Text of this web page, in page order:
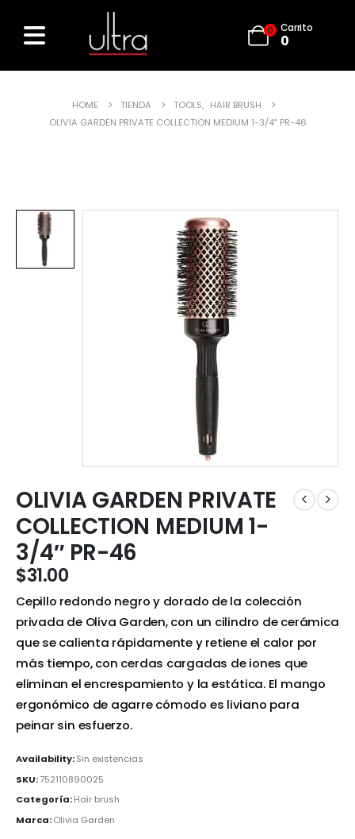
0 Carrito
0
HOME TIENDA TOOLS, HAIR BRUSH
OLIVIA GARDEN PRIVATE COLLECTION MEDIUM 1-3/4″ PR-46
OLIVIA GARDEN PRIVATE
COLLECTION MEDIUM 1-
3/4″ PR-46
$31.00
Cepillo redondo negro y dorado de la colección
privada de Oliva Garden, con un cilindro de cerámica
que se calienta rápidamente y retiene el calor por
más tiempo, con cerdas cargadas de iones que
eliminan el encrespamiento y la estática. El mango
ergonómico de agarre cómodo es liviano para
peinar sin esfuerzo.
Availability:Sin existencias
SKU:752110890025
Categoría:Hair brush
Marca:Olivia Garden